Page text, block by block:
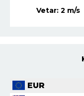
Vetar: 4 m/s
EUR